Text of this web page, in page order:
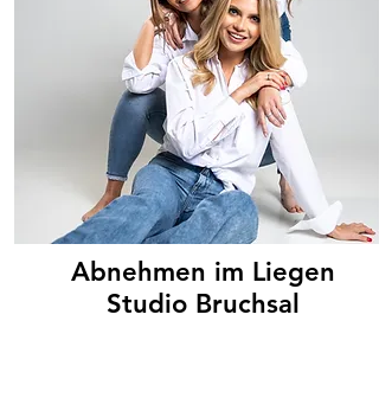
Abnehmen im Liegen
Studio Bruchsal